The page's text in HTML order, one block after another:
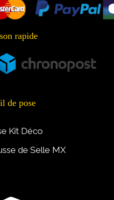
rapide
de pose
Kit Déco
de Selle MX